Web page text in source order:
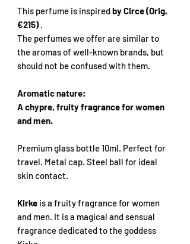
This perfume is inspiredby Circe (Orig.
€215).
The perfumes we offer are similar to
the aromas of well-known brands, but
should not be confused with them.
Aromatic nature:
A chypre, fruity fragrance for women
and men.
Premium glass bottle 10ml. Perfect for
travel. Metal cap. Steel ball for ideal
skin contact.
Kirke is a fruity fragrance for women
and men. It is a magical and sensual
fragrance dedicated to the goddess